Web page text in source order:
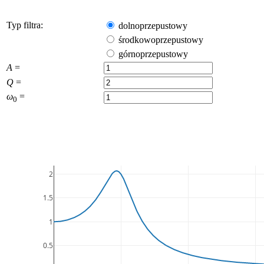
Typ filtra:
dolnoprzepustowy
środkowoprzepustowy
górnoprzepustowy
A =
Q =
ω0 =
0.5
1
1.5
2